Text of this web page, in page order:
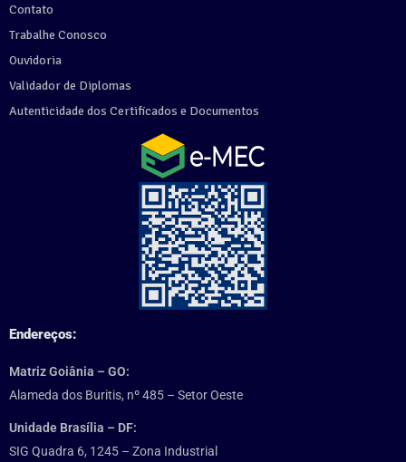
Contato
Trabalhe Conosco
Ouvidoria
Validador de Diplomas
Autenticidade dos Certificados e Documentos
Endereços:
Matriz Goiânia – GO:
Alameda dos Buritis, nº 485 – Setor Oeste
Unidade Brasília – DF:
SIG Quadra 6, 1245 – Zona Industrial